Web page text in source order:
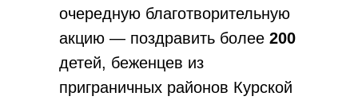
очередную благотворительную
акцию — поздравить более 200
детей, беженцев из
приграничных районов Курской